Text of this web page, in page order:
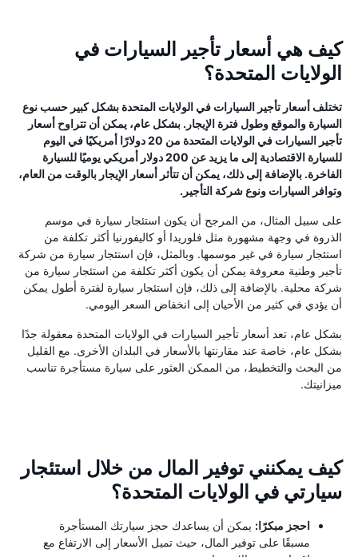
كيف هي أسعار تأجير السيارات في
الولايات المتحدة؟
تختلف أسعار تأجير السيارات في الولايات المتحدة بشكل كبير حسب نوع
السيارة والموقع وطول فترة الإيجار. بشكل عام، يمكن أن تتراوح أسعار
تأجير السيارات في الولايات المتحدة من 20 دولارًا أمريكيًا في اليوم
للسيارة الاقتصادية إلى ما يزيد عن 200 دولار أمريكي يوميًا للسيارة
الفاخرة. بالإضافة إلى ذلك، يمكن أن تتأثر أسعار الإيجار بالوقت من العام،
وتوافر السيارات ونوع شركة التأجير.
على سبيل المثال، من المرجح أن يكون استئجار سيارة في موسم
الذروة في وجهة مشهورة مثل فلوريدا أو كاليفورنيا أكثر تكلفة من
استئجار سيارة في غير موسمها. وبالمثل، فإن استئجار سيارة من شركة
تأجير وطنية معروفة يمكن أن يكون أكثر تكلفة من استئجار سيارة من
شركة محلية. بالإضافة إلى ذلك، فإن استئجار سيارة لفترة أطول يمكن
أن يؤدي في كثير من الأحيان إلى انخفاض السعر اليومي.
بشكل عام، تعد أسعار تأجير السيارات في الولايات المتحدة معقولة جدًا
بشكل عام، خاصة عند مقارنتها بالأسعار في البلدان الأخرى. مع القليل
من البحث والتخطيط، من الممكن العثور على سيارة مستأجرة تناسب
ميزانيتك.
كيف يمكنني توفير المال من خلال استئجار
سيارتي في الولايات المتحدة؟
احجز مبكرًا: يمكن أن يساعدك حجز سيارتك المستأجرة
مسبقًا على توفير المال، حيث تميل الأسعار إلى الارتفاع مع